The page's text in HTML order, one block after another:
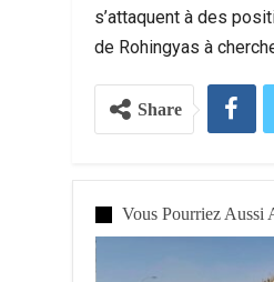
s’attaquent à des
de Rohingyas à
Share
Vous Pourriez Aussi